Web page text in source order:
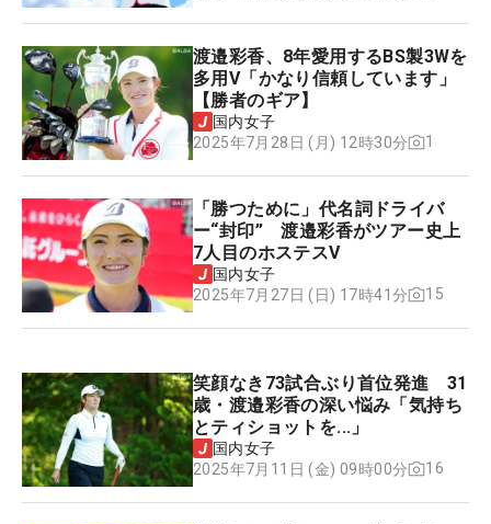
渡邉彩香、8年愛用するBS製3Wを
多用V「かなり信頼しています」
【勝者のギア】
国内女子
2025年7月28日 (月) 12時30分
1
「勝つために」代名詞ドライバ
ー“封印” 渡邉彩香がツアー史上
7人目のホステスV
国内女子
2025年7月27日 (日) 17時41分
15
笑顔なき73試合ぶり首位発進 31
歳・渡邉彩香の深い悩み「気持ち
とティショットを...」
国内女子
2025年7月11日 (金) 09時00分
16